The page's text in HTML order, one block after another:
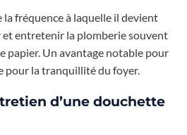
la fréquence à laquelle il devient
et entretenir la plomberie souvent
papier. Un avantage notable pour
pour la tranquillité du foyer.
d’une douchette